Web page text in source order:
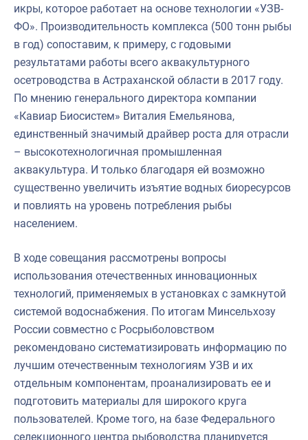
икры, которое работает на основе технологии «УЗВ-
ФО». Производительность комплекса (500 тонн рыбы
в год) сопоставим, к примеру, с годовыми
результатами работы всего аквакультурного
осетроводства в Астраханской области в 2017 году.
По мнению генерального директора компании
«Кавиар Биосистем» Виталия Емельянова,
единственный значимый драйвер роста для отрасли
– высокотехнологичная промышленная
аквакультура. И только благодаря ей возможно
существенно увеличить изъятие водных биоресурсов
и повлиять на уровень потребления рыбы
населением.
В ходе совещания рассмотрены вопросы
использования отечественных инновационных
технологий, применяемых в установках с замкнутой
системой водоснабжения. По итогам Минсельхозу
России совместно с Росрыболовством
рекомендовано систематизировать информацию по
лучшим отечественным технологиям УЗВ и их
отдельным компонентам, проанализировать ее и
подготовить материалы для широкого круга
пользователей. Кроме того, на базе Федерального
селекционного центра рыбоводства планируется